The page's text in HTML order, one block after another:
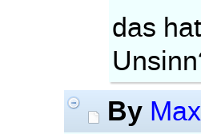
das
By